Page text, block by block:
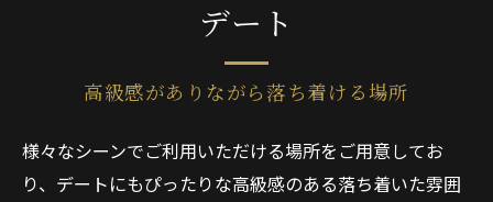
デート
高級感がありながら落ち着ける場所
様々なシーンでご利用いただける場所をご用意してお
り、デートにもぴったりな高級感のある落ち着いた雰囲